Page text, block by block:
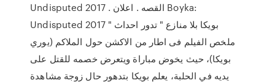
Undisputed 2017 . القصه . اعلان Boyka:
Undisputed 2017 " بويكا بلا منازع " تدور احداث
ملخص الفيلم فى اطار من الاكشن حول الملاكم (يوري
بويكا)، حيث يخوض مباراة ويتعرض خصمه للقتل على
يديه في الحلبة، يعلم بويكا بتدهور حال زوجة مشاهدة